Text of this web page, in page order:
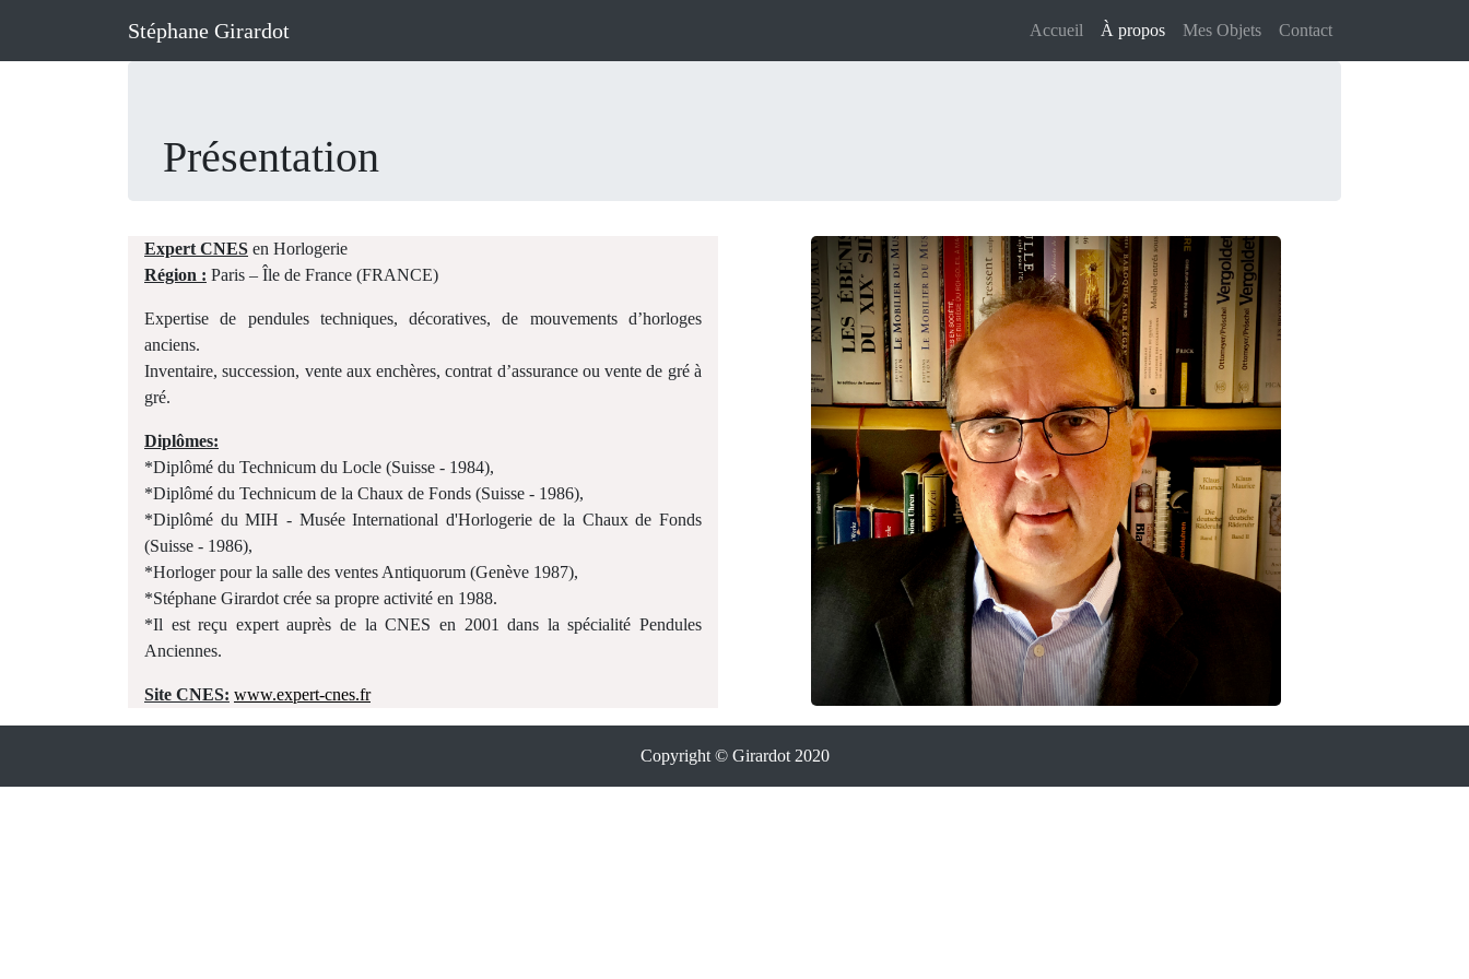
Stéphane Girardot Accueil À propos Mes Objets Contact
Présentation
Expert CNES en Horlogerie
Région : Paris – Île de France (FRANCE)
Expertise de pendules techniques, décoratives, de mouvements d’horloges
anciens.
Inventaire, succession, vente aux enchères, contrat d’assurance ou vente de gré à
gré.
Diplômes:
*Diplômé du Technicum du Locle (Suisse - 1984),
*Diplômé du Technicum de la Chaux de Fonds (Suisse - 1986),
*Diplômé du MIH - Musée International d'Horlogerie de la Chaux de Fonds
(Suisse - 1986),
*Horloger pour la salle des ventes Antiquorum (Genève 1987),
*Stéphane Girardot crée sa propre activité en 1988.
*Il est reçu expert auprès de la CNES en 2001 dans la spécialité Pendules
Anciennes.
Site CNES: www.expert-cnes.fr
Copyright © Girardot 2020